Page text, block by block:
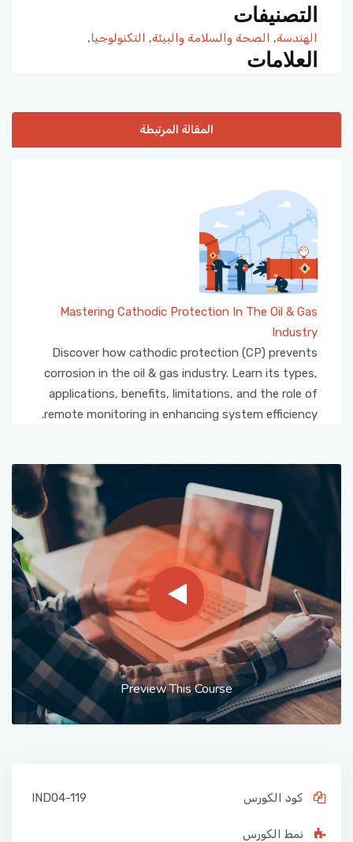
التصنيفات
الهندسة, الصحة والسلامة والبيئة, التكنولوجيا,
العلامات
المقالة المرتبطة
Mastering Cathodic Protection In The Oil & Gas
Industry
Discover how cathodic protection (CP) prevents
corrosion in the oil & gas industry. Learn its types,
applications, benefits, limitations, and the role of
remote monitoring in enhancing system efficiency.
Preview This Course
كود الكورس IND04-119
نمط الكورس